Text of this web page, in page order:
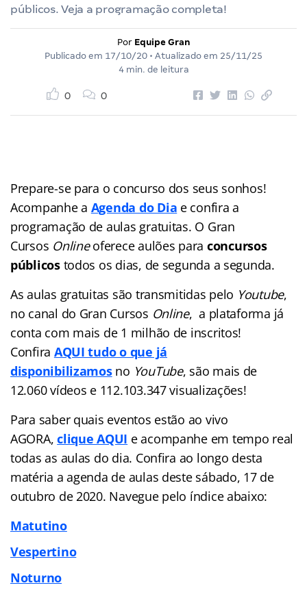
públicos. Veja a programação completa!
Por Equipe Gran
Publicado em 17/10/20 • Atualizado em 25/11/25
4 min. de leitura
0 0
Prepare-se para o concurso dos seus sonhos!
Acompanhe a Agenda do Dia e confira a
programação de aulas gratuitas. O Gran
Cursos Onlineoferece aulões para concursos
públicos todos os dias, de segunda a segunda.
As aulas gratuitas são transmitidas pelo Youtube,
no canal do Gran Cursos Online, a plataforma já
conta com mais de 1 milhão de inscritos!
Confira AQUI tudo o que já
disponibilizamosno YouTube, são mais de
12.060 vídeos e 112.103.347 visualizações!
Para saber quais eventos estão ao vivo
AGORA,clique AQUI e acompanhe em tempo real
todas as aulas do dia. Confira ao longo desta
matéria a agenda de aulas deste sábado, 17 de
outubro de 2020. Navegue pelo índice abaixo:
Matutino
Vespertino
Noturno